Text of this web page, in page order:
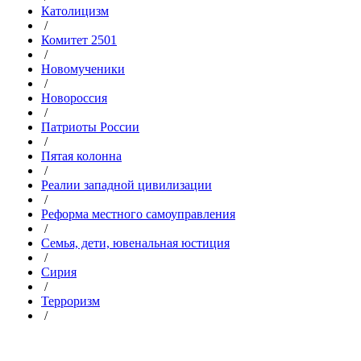
Католицизм
/
Комитет 2501
/
Новомученики
/
Новороссия
/
Патриоты России
/
Пятая колонна
/
Реалии западной цивилизации
/
Реформа местного самоуправления
/
Семья, дети, ювенальная юстиция
/
Сирия
/
Терроризм
/